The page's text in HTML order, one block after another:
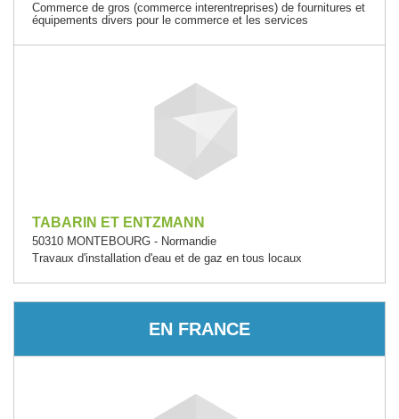
Commerce de gros (commerce interentreprises) de fournitures et
équipements divers pour le commerce et les services
TABARIN ET ENTZMANN
50310 MONTEBOURG - Normandie
Travaux d'installation d'eau et de gaz en tous locaux
EN FRANCE